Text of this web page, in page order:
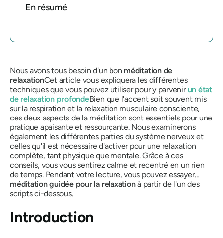
En résumé
Nous avons tous besoin d'un bon méditation de
relaxationCet article vous expliquera les différentes
techniques que vous pouvez utiliser pour y parvenirun état
de relaxation profondeBien que l'accent soit souvent mis
sur la respiration et la relaxation musculaire consciente,
ces deux aspects de la méditation sont essentiels pour une
pratique apaisante et ressourçante. Nous examinerons
également les différentes parties du système nerveux et
celles qu'il est nécessaire d'activer pour une relaxation
complète, tant physique que mentale. Grâce à ces
conseils, vous vous sentirez calme et recentré en un rien
de temps. Pendant votre lecture, vous pouvez essayer…
méditation guidée pour la relaxationà partir de l'un des
scripts ci-dessous.
Introduction